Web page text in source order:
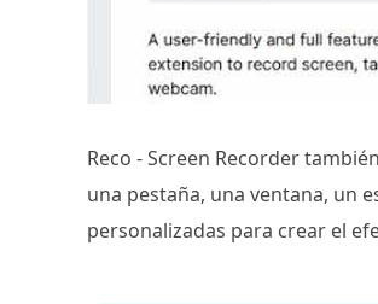
Reco - Screen Recorder
una pestaña, una ventana, un
personalizadas para crear el